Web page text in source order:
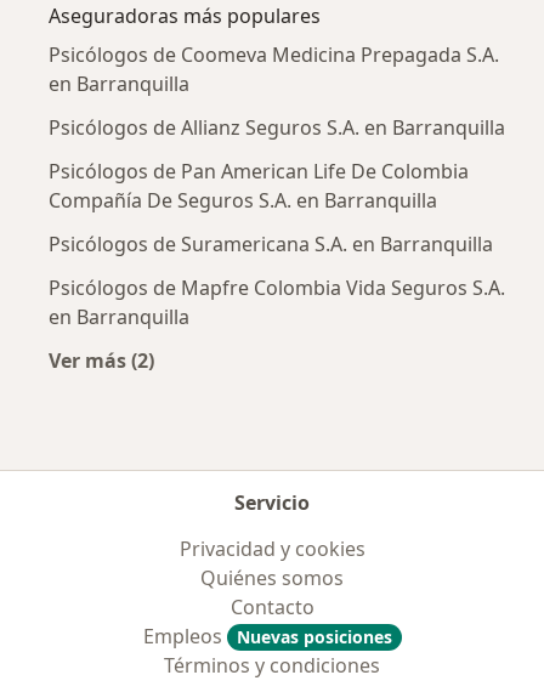
Aseguradoras más populares
Psicólogos de Coomeva Medicina Prepagada S.A.
en Barranquilla
Psicólogos de Allianz Seguros S.A. en Barranquilla
Psicólogos de Pan American Life De Colombia
Compañía De Seguros S.A. en Barranquilla
Psicólogos de Suramericana S.A. en Barranquilla
Psicólogos de Mapfre Colombia Vida Seguros S.A.
en Barranquilla
Ver más (2)
Servicio
Privacidad y cookies
Quiénes somos
Contacto
Empleos
Nuevas posiciones
Términos y condiciones